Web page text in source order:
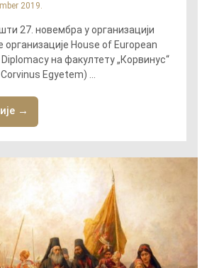
2019.
27. новембра у организацији
организације House of European
на факултету „Корвинус“
Egyetem) ...
→